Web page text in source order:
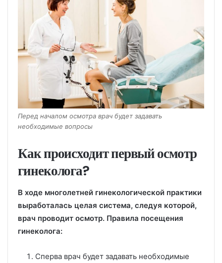
Перед началом осмотра врач будет задавать
необходимые вопросы
Как происходит первый осмотр
гинеколога?
В ходе многолетней гинекологической практики
выработалась целая система, следуя которой,
врач проводит осмотр. Правила посещения
гинеколога:
Сперва врач будет задавать необходимые